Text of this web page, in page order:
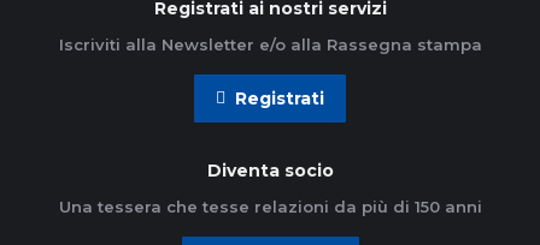
Registrati ai nostri servizi
Iscriviti alla Newsletter e/o alla Rassegna stampa
Registrati
Diventa socio
Una tessera che tesse relazioni da più di 150 anni